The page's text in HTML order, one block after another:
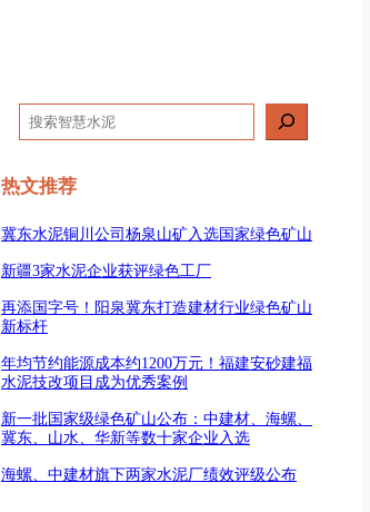
搜
索
热文推荐
冀东水泥铜川公司杨泉山矿入选国家绿色矿山
新疆3家水泥企业获评绿色工厂
再添国字号！阳泉冀东打造建材行业绿色矿山
新标杆
年均节约能源成本约1200万元！福建安砂建福
水泥技改项目成为优秀案例
新一批国家级绿色矿山公布：中建材、海螺、
冀东、山水、华新等数十家企业入选
海螺、中建材旗下两家水泥厂绩效评级公布